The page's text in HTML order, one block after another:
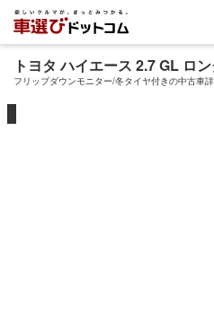
トヨタ ハイエース 2.7 GL ロ
フリップダウンモニター/冬タイヤ付きの中古車